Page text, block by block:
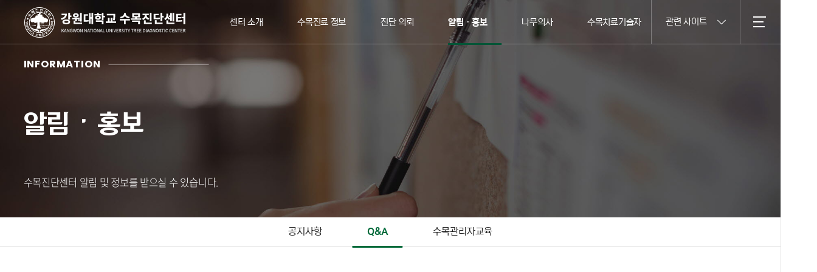
센터 소개 수목진료 정보 진단 의뢰 알림ㆍ홍보 나무의사 수목치료기술자 관련 사이트
INFORMATION
알림ㆍ홍보
수목진단센터 알림 및 정보를 받으실 수 있습니다.
공지사항 Q&A 수목관리자교육